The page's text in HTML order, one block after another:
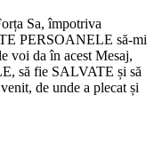
Sa, împotriva
PERSOANELE să-mi
voi da în acest Mesaj,
să fie SALVATE și să
de unde a plecat și